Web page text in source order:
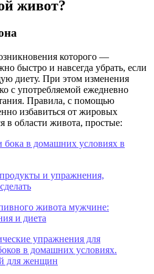
живот?
которого —
быстро и навсегда убрать, если
диету. При этом изменения
с употребляемой ежедневно
Правила, с помощью
избавиться от жировых
в области живота, простые: